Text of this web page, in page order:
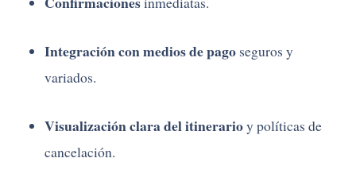
Integración con medios de pago seguros y
variados.
Visualización clara del itinerarioy políticas de
cancelación.